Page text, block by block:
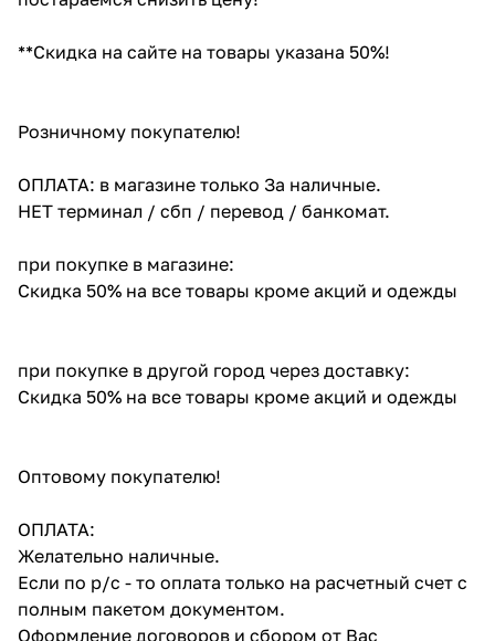
**Скидка на сайте на товары указана 50%!
Розничному покупателю!
ОПЛАТА: в магазине только За наличные.
НЕТ терминал / сбп / перевод / банкомат.
при покупке в магазине:
Скидка 50% на все товары кроме акций и одежды
при покупке в другой город через доставку:
Скидка 50% на все товары кроме акций и одежды
Оптовому покупателю!
ОПЛАТА:
Желательно наличные.
Если по р/с - то оплата только на расчетный счет с
полным пакетом документом.
Оформление договоров и сбором от Вас